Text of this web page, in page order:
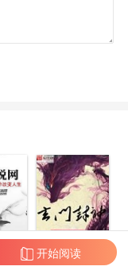
从打僵尸开
龙
玄门封神
开始阅读